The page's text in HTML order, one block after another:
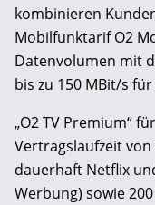
kombinieren
Mobilfunktarif O2
Datenvolumen mit
bis zu 150 MBit/s
„O2 TV Premium“
Vertragslaufzeit
dauerhaft Netflix
Werbung) sowie